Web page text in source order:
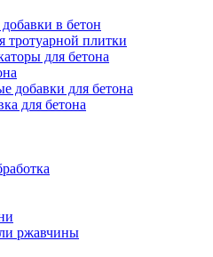
в бетон
тротуарной плитки
для бетона
добавки для бетона
для бетона
ржавчины